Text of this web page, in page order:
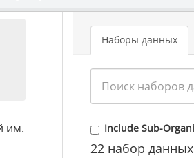
Наборы данных
Include Sub-
22 набор
им.